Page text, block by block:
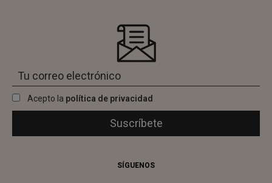
Acepto la política de privacidad
SÍGUENOS